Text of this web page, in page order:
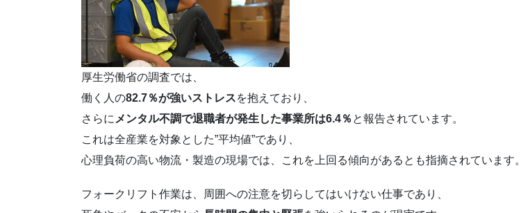
厚生労働省の調査では、
働く人の82.7％が強いストレスを抱えており、
さらに メンタル不調で退職者が発生した事業所は6.4％ と報告されています。
これは全産業を対象とした”平均値”であり、
心理負荷の高い物流・製造の現場では、これを上回る傾向があるとも指摘されています。
フォークリフト作業は、周囲への注意を切らしてはいけない仕事であり、